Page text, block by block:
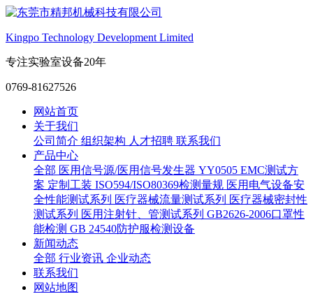
Kingpo Technology Development Limited
专注实验室设备20年
0769-81627526
网站首页
关于我们
公司简介 组织架构 人才招聘 联系我们
产品中心
全部 医用信号源/医用信号发生器 YY0505 EMC测试方
案 定制工装 ISO594/ISO80369检测量规 医用电气设备安
全性能测试系列 医疗器械流量测试系列 医疗器械密封性
测试系列 医用注射针、管测试系列 GB2626-2006口罩性
能检测 GB 24540防护服检测设备
新闻动态
全部 行业资讯 企业动态
联系我们
网站地图